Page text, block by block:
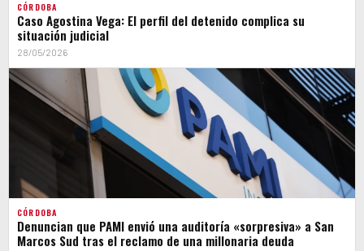
CÓRDOBA
Caso Agostina Vega: El perfil del detenido complica su
situación judicial
28/05/2026
CÓRDOBA
Denuncian que PAMI envió una auditoría «sorpresiva» a San
Marcos Sud tras el reclamo de una millonaria deuda